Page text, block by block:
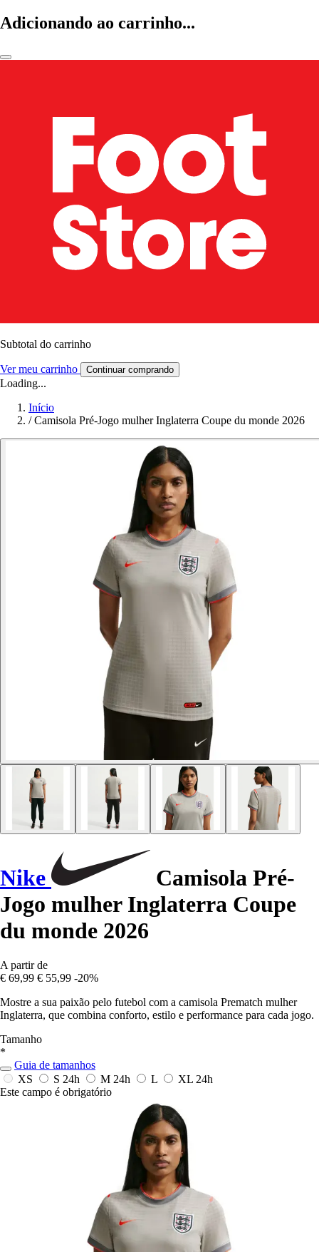
Adicionando ao carrinho...
Subtotal do carrinho
Ver meu carrinho Continuar comprando
Loading...
Início
/ Camisola Pré-Jogo mulher Inglaterra Coupe du monde 2026
Nike
Camisola Pré-
Jogo mulher Inglaterra Coupe
du monde 2026
A partir de
€ 69,99 € 55,99 -20%
Mostre a sua paixão pelo futebol com a camisola Prematch mulher
Inglaterra, que combina conforto, estilo e performance para cada jogo.
Tamanho
*
Guia de tamanhos
XS
S 24h M 24h L XL 24h
Este campo é obrigatório